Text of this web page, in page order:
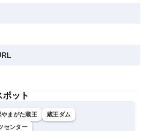
ット
やまがた蔵王
蔵王ダム
センター